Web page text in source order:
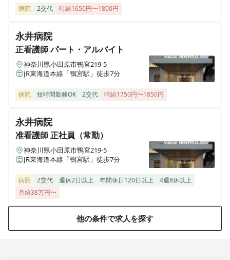
グランフォレスト目白
グランフォレスト氷川台
東京都練馬区氷川台4-46-12
グランフォレスト武蔵小杉
神奈川県川崎市中原区下沼部1894-2
グランフォレスト登戸
神奈川県川崎市多摩区登戸595
東京都練馬区高松2-8-5
病院 2交代 時給1650円〜1800円
永井病院
正看護師パート・アルバイト
神奈川県小田原市鴨宮219-5
JR東海道本線「鴨宮駅」徒歩7分
病院 短時間勤務OK 2交代 時給1750円〜1850円
永井病院
准看護師正社員（常勤）
神奈川県小田原市鴨宮219-5
JR東海道本線「鴨宮駅」徒歩7分
病院 2交代 週休2日以上 年間休日120日以上
4週8休以上
月給38万円〜
他の条件で求人を探す